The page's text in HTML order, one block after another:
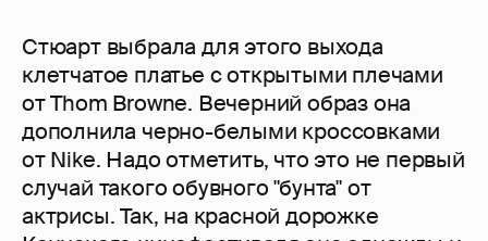
Стюарт выбрала для этого выхода
клетчатое платье с открытыми плечами
от Thom Browne. Вечерний образ она
дополнила черно-белыми кроссовками
от Nike. Надо отметить, что это не первый
случай такого обувного "бунта" от
актрисы. Так, на красной дорожке